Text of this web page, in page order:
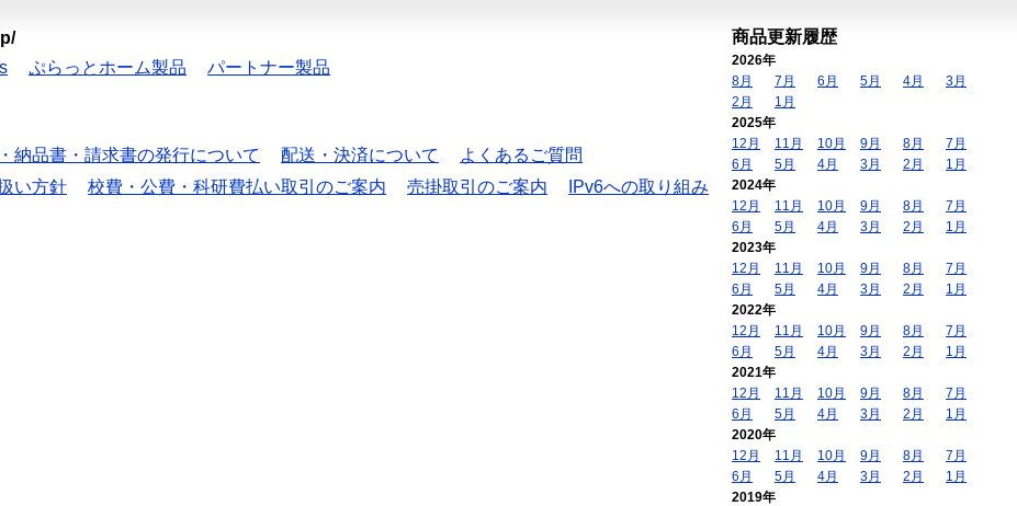
ぷらっとホーム製品 パートナー製品
納品書・請求書の発行について 配送・決済について
よくあるご質問
い方針 校費・公費・科研費払い取引のご案内 売掛取引のご案内
IPv6への取り組み
商品更新履歴
2026年
8月
7月 6月 5月 4月
3月
2月
1月
2025年
12月
11月 10月 9月 8月
7月
6月
5月 4月 3月 2月
1月
2024年
12月
11月 10月 9月 8月
7月
6月
5月 4月 3月 2月
1月
2023年
12月
11月 10月 9月 8月
7月
6月
5月 4月 3月 2月
1月
2022年
12月
11月 10月 9月 8月
7月
6月
5月 4月 3月 2月
1月
2021年
12月
11月 10月 9月 8月
7月
6月
5月 4月 3月 2月
1月
2020年
12月
11月 10月 9月 8月
7月
6月
5月 4月 3月 2月
1月
2019年